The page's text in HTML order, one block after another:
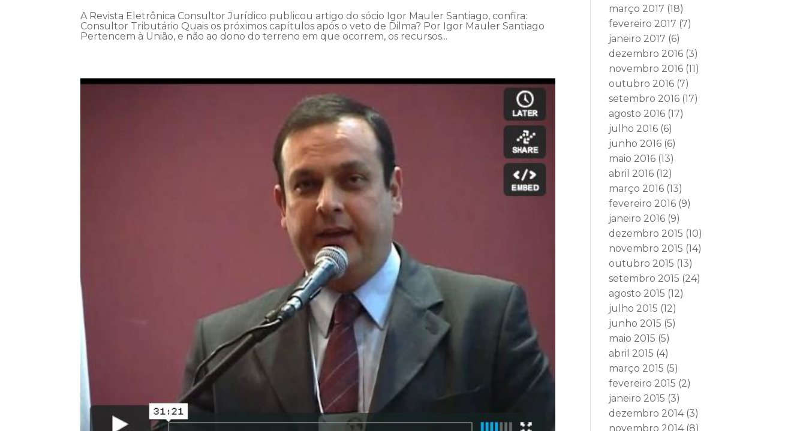
A Revista Eletrônica Consultor Jurídico publicou artigo do sócio Igor Mauler Santiago, confira:
Consultor Tributário Quais os próximos capítulos após o veto de Dilma? Por Igor Mauler Santiago
Pertencem à União, e não ao dono do terreno em que ocorrem, os recursos...
março 2017 (18)
fevereiro 2017 (7)
janeiro 2017 (6)
dezembro 2016 (3)
novembro 2016 (11)
outubro 2016 (7)
setembro 2016 (17)
agosto 2016 (17)
julho 2016 (6)
junho 2016 (6)
maio 2016 (13)
abril 2016 (12)
março 2016 (13)
fevereiro 2016 (9)
janeiro 2016 (9)
dezembro 2015 (10)
novembro 2015 (14)
outubro 2015 (13)
setembro 2015 (24)
agosto 2015 (12)
julho 2015 (12)
junho 2015 (5)
maio 2015 (5)
abril 2015 (4)
março 2015 (5)
fevereiro 2015 (2)
janeiro 2015 (3)
dezembro 2014(3)
novembro 2014(8)